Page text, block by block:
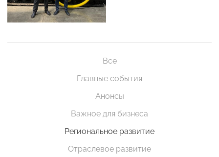
Все
Главные события
Анонсы
Важное для бизнеса
Региональное развитие
Отраслевое развитие